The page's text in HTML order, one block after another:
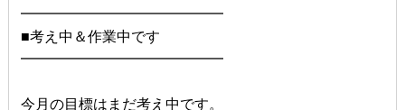
━━━━━━━━━━━━━━
■考え中＆作業中です
━━━━━━━━━━━━━━
今月の目標はまだ考え中です。